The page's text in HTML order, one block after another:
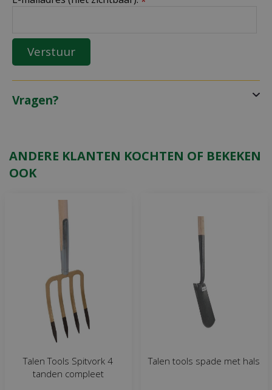
Vragen?
ANDERE KLANTEN KOCHTEN OF BEKEKEN
OOK
Talen Tools Spitvork 4
tanden compleet
Talen tools spade met hals